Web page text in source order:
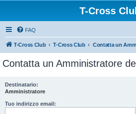
T-Cross
FAQ
T-Cross Club T-Cross Club Contatta un
Contatta un Amministratore
Destinatario:
Amministratore
Tuo indirizzo email: